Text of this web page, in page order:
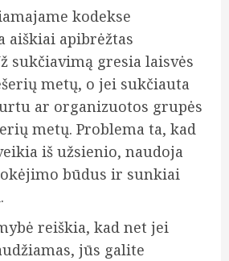
kodekse
aiškiai apibrėžtas
sukčiavimą gresia laisvės
metų, o jei sukčiauta
ar organizuotos grupės
metų. Problema ta, kad
iš užsienio, naudoja
būdus ir sunkiai
reiškia, kad net jei
jūs galite